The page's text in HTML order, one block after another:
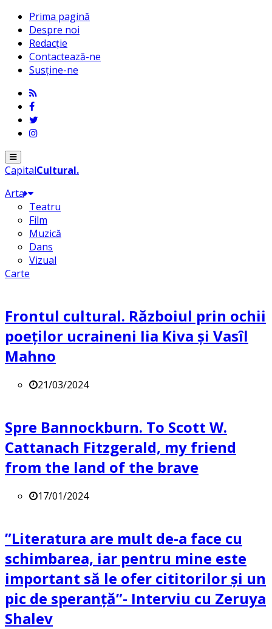
Prima pagină
Despre noi
Redacție
Contactează-ne
Susține-ne
Menu
CapitalCultural.
Arta
Teatru
Film
Muzică
Dans
Vizual
Carte
Frontul cultural. Războiul prin ochii
poeților ucraineni Iia Kiva și Vasîl
Mahno
21/03/2024
Spre Bannockburn. To Scott W.
Cattanach Fitzgerald, my friend
from the land of the brave
17/01/2024
”Literatura are mult de-a face cu
schimbarea, iar pentru mine este
important să le ofer cititorilor și un
pic de speranță”- Interviu cu Zeruya
Shalev